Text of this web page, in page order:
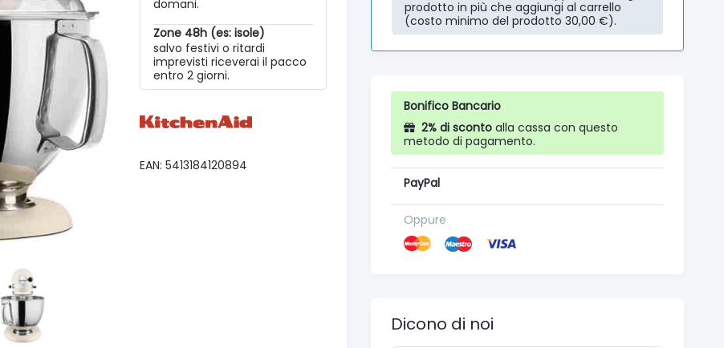
domani.
Zone 48h (es: isole)
salvo festivi o ritardi
imprevisti riceverai il pacco
entro 2 giorni.
EAN: 5413184120894
prodotto in più che aggiungi al carrello
(costo minimo del prodotto 30,00 €).
Bonifico Bancario
2% di sconto alla cassa con questo
metodo di pagamento.
PayPal
Oppure
Dicono di noi